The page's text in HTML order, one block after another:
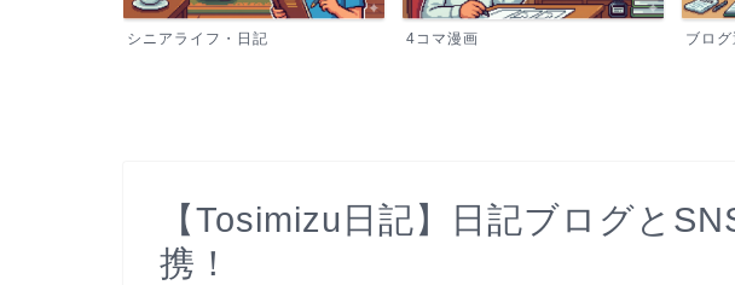
シニアライフ・日記 4コマ漫画 ブロ
【Tosimizu日記】日記ブログと
携！